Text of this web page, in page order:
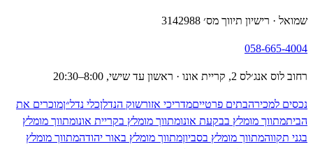
רישיון תיווך מס׳ 3142988
058-
אונו · ראשון עד שישי, 8:00–20:30
למכירהבתים פרטייםמדריכי אזורשוק הנדלןכלי נדל״ןמוכרים את
מתווך מומלץ בבקעת אונומתווך מומלץ בקריית אונומתווך מומלץ
מתווך מומלץ בסביון מתווך מומלץ באור יהודהמתווך מומלץ